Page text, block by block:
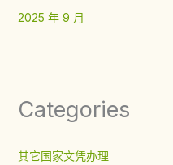
2025 年 9 月
Categories
其它国家文凭办理